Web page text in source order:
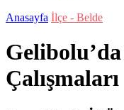
Anasayfa İlçe - Belde